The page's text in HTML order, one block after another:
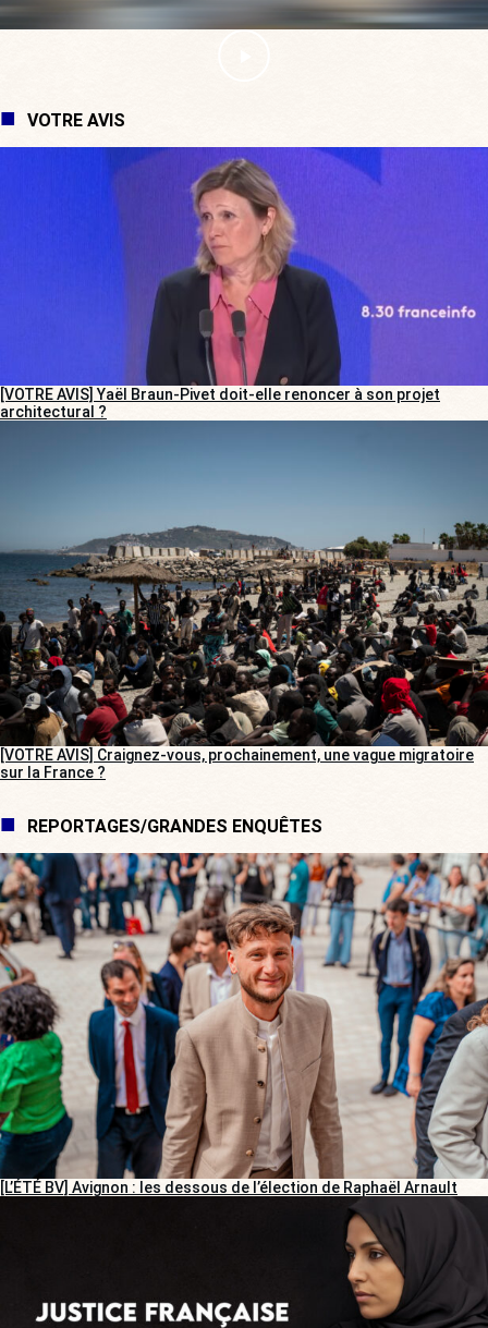
VOTRE AVIS
[VOTRE AVIS] Yaël Braun-Pivet doit-elle renoncer à son projet
architectural ?
[VOTRE AVIS] Craignez-vous, prochainement, une vague migratoire
sur la France ?
REPORTAGES/GRANDES ENQUÊTES
[L’ÉTÉ BV] Avignon : les dessous de l’élection de Raphaël Arnault